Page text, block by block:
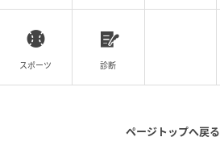
スポーツ 診断
ページトップへ戻る